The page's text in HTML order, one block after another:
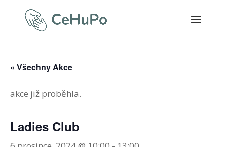
« Všechny Akce
akce již proběhla.
Ladies Club